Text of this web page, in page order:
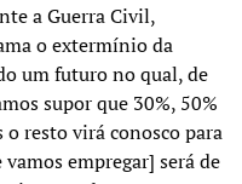
a Guerra Civil,
o extermínio da
um futuro no qual, de
supor que 30%, 50%
o resto virá conosco para
empregar] será de